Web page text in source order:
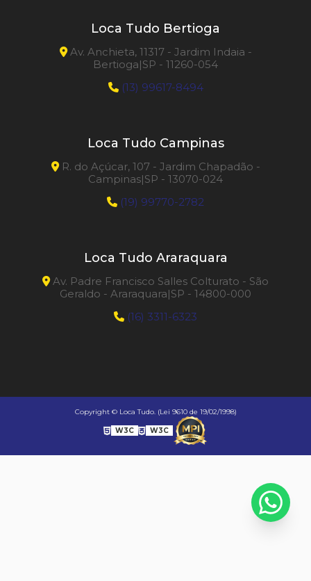
Loca Tudo Bertioga
Av. Anchieta, 11317 - Jardim Indaia -
Bertioga|SP - 11260-054
(13) 99617-8494
Loca Tudo Campinas
R. do Açúcar, 107 - Jardim Chapadão -
Campinas|SP - 13070-024
(19) 99770-2782
Loca Tudo Araraquara
Av. Padre Francisco Salles Colturato - São
Geraldo - Araraquara|SP - 14800-000
(16) 3311-6323
Copyright © Loca Tudo. (Lei 9610 de 19/02/1998)
W3C W3C